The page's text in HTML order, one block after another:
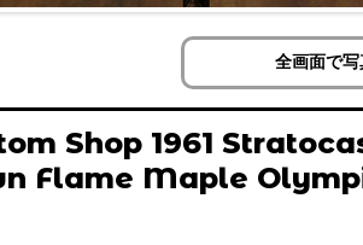
全画面で
Shop 1961
Flame Maple